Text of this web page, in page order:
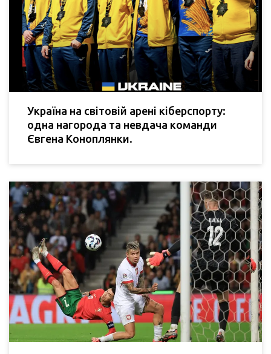
Україна на світовій арені кіберспорту:
одна нагорода та невдача команди
Євгена Коноплянки.